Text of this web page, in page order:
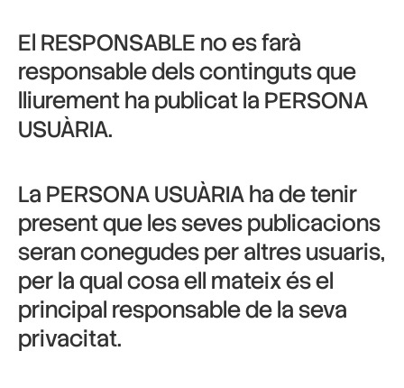
El RESPONSABLE no es farà
responsable dels continguts que
lliurement ha publicat la PERSONA
USUÀRIA.
La PERSONA USUÀRIA ha de tenir
present que les seves publicacions
seran conegudes per altres usuaris,
per la qual cosa ell mateix és el
principal responsable de la seva
privacitat.